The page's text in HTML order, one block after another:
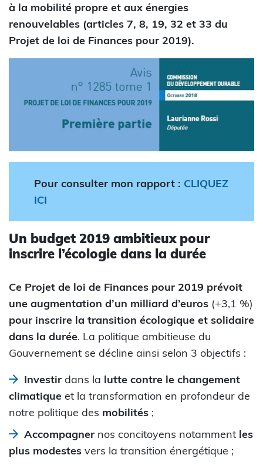
à la mobilité propre et aux énergies
renouvelables (articles 7, 8, 19, 32 et 33 du
Projet de loi de Finances pour 2019).
Pour consulter mon rapport : CLIQUEZ
ICI
Un budget 2019 ambitieux pour
inscrire l’écologie dans la durée
Ce Projet de loi de Finances pour 2019 prévoit
une augmentation d’un milliard d’euros (+3,1 %)
pour inscrire la transition écologique et solidaire
dans la durée. La politique ambitieuse du
Gouvernement se décline ainsi selon 3 objectifs :
Investir dans la lutte contre le changement
climatique et la transformation en profondeur de
notre politique des mobilités ;
Accompagner nos concitoyens notamment les
plus modestes vers la transition énergétique ;